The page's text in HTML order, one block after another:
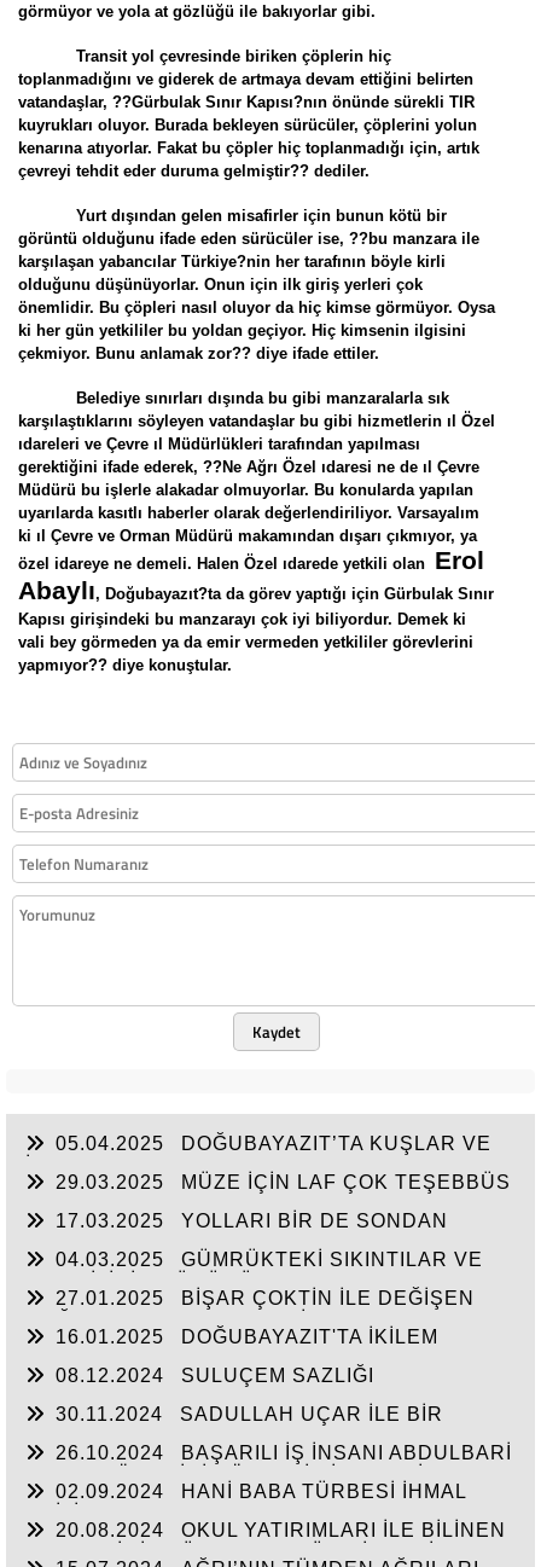
görmüyor ve yola at gözlüğü ile bakıyorlar gibi.
Transit yol çevresinde biriken çöplerin hiç
toplanmadığını ve giderek de artmaya devam ettiğini belirten
vatandaşlar, ??Gürbulak Sınır Kapısı?nın önünde sürekli TIR
kuyrukları oluyor. Burada bekleyen sürücüler, çöplerini yolun
kenarına atıyorlar. Fakat bu çöpler hiç toplanmadığı için, artık
çevreyi tehdit eder duruma gelmiştir?? dediler.
Yurt dışından gelen misafirler için bunun kötü bir
görüntü olduğunu ifade eden sürücüler ise, ??bu manzara ile
karşılaşan yabancılar Türkiye?nin her tarafının böyle kirli
olduğunu düşünüyorlar. Onun için ilk giriş yerleri çok
önemlidir. Bu çöpleri nasıl oluyor da hiç kimse görmüyor. Oysa
ki her gün yetkililer bu yoldan geçiyor. Hiç kimsenin ilgisini
çekmiyor. Bunu anlamak zor?? diye ifade ettiler.
Belediye sınırları dışında bu gibi manzaralarla sık
karşılaştıklarını söyleyen vatandaşlar bu gibi hizmetlerin ıl Özel
ıdareleri ve Çevre ıl Müdürlükleri tarafından yapılması
gerektiğini ifade ederek, ??Ne Ağrı Özel ıdaresi ne de ıl Çevre
Müdürü bu işlerle alakadar olmuyorlar. Bu konularda yapılan
uyarılarda kasıtlı haberler olarak değerlendiriliyor. Varsayalım
ki ıl Çevre ve Orman Müdürü makamından dışarı çıkmıyor, ya
özel idareye ne demeli. Halen Özel ıdarede yetkili olan Erol
Abaylı, Doğubayazıt?ta da görev yaptığı için Gürbulak Sınır
Kapısı girişindeki bu manzarayı çok iyi biliyordur. Demek ki
vali bey görmeden ya da emir vermeden yetkililer görevlerini
yapmıyor?? diye konuştular.
Kaydet
05.04.2025
DOĞUBAYAZIT’TA KUŞLAR VE
29.03.2025
MÜZE İÇİN LAF ÇOK TEŞEBBÜS
17.03.2025
YOLLARI BİR DE SONDAN
04.03.2025
GÜMRÜKTEKİ SIKINTILAR VE
27.01.2025
BİŞAR ÇOKTİN İLE DEĞİŞEN
16.01.2025
DOĞUBAYAZIT'TA İKİLEM
08.12.2024
SULUÇEM SAZLIĞI
30.11.2024
SADULLAH UÇAR İLE BİR
26.10.2024
BAŞARILI İŞ İNSANI ABDULBARİ
02.09.2024
HANİ BABA TÜRBESİ İHMAL
20.08.2024
OKUL YATIRIMLARI İLE BİLİNEN